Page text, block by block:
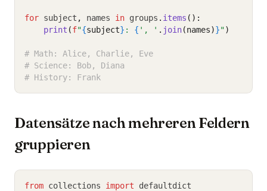
for subject , names in groups . items ():
print (f"{subject} : { ', ' . join(names)}")
# Math: Alice, Charlie, Eve
# Science: Bob, Diana
# History: Frank
Datensätze nach mehreren Feldern
gruppieren
from collections import defaultdict